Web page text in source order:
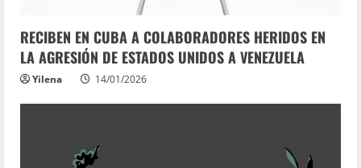
RECIBEN EN CUBA A COLABORADORES HERIDOS EN
LA AGRESIÓN DE ESTADOS UNIDOS A VENEZUELA
Yilena 14/01/2026